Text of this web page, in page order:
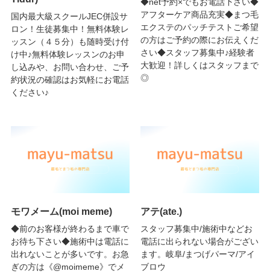
国内最大級スクールJEC併設サ
ロン！生徒募集中！無料体験レ
ッスン（４５分）も随時受け付
け中♪無料体験レッスンのお申
し込みや、お問い合わせ、ご予
約状況の確認はお気軽にお電話
ください♪
◆net予約×でもお電話下さい◆
アフターケア商品充実◆まつ毛
エクステのパッチテストご希望
の方はご予約の際にお伝えくだ
さい◆スタッフ募集中♪経験者
大歓迎！詳しくはスタッフまで
◎
モワメーム(moi meme)
◆前のお客様が終わるまで車で
お待ち下さい◆施術中は電話に
出れないことが多いです。お急
ぎの方は《@moimeme》でメ
アテ(ate.)
スタッフ募集中/施術中などお
電話に出られない場合がござい
ます。岐阜/まつげパーマ/アイ
ブロウ